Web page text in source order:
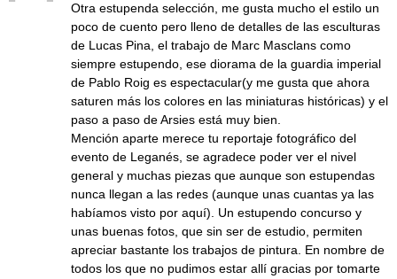
Otra estupenda selección, me gusta mucho el estilo un
poco de cuento pero lleno de detalles de las esculturas
de Lucas Pina, el trabajo de Marc Masclans como
siempre estupendo, ese diorama de la guardia imperial
de Pablo Roig es espectacular(y me gusta que ahora
saturen más los colores en las miniaturas históricas) y el
paso a paso de Arsies está muy bien.
Mención aparte merece tu reportaje fotográfico del
evento de Leganés, se agradece poder ver el nivel
general y muchas piezas que aunque son estupendas
nunca llegan a las redes (aunque unas cuantas ya las
habíamos visto por aquí). Un estupendo concurso y
unas buenas fotos, que sin ser de estudio, permiten
apreciar bastante los trabajos de pintura. En nombre de
todos los que no pudimos estar allí gracias por tomarte